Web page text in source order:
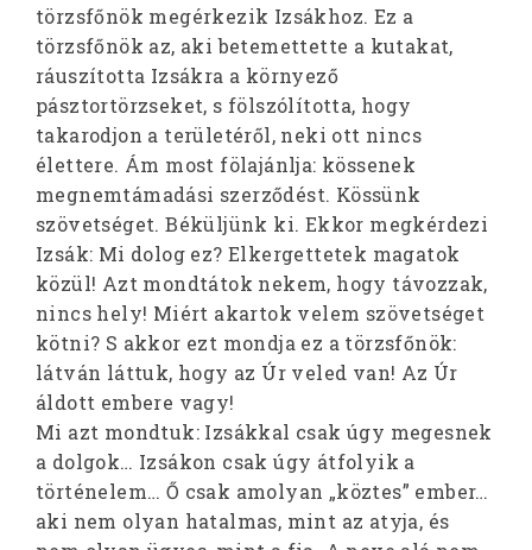
törzsfőnök megérkezik Izsákhoz. Ez a
törzsfőnök az, aki betemettette a kutakat,
ráuszította Izsákra a környező
pásztortörzseket, s fölszólította, hogy
takarodjon a területéről, neki ott nincs
élettere. Ám most fölajánlja: kössenek
megnemtámadási szerződést. Kössünk
szövetséget. Béküljünk ki. Ekkor megkérdezi
Izsák: Mi dolog ez? Elkergettetek magatok
közül! Azt mondtátok nekem, hogy távozzak,
nincs hely! Miért akartok velem szövetséget
kötni? S akkor ezt mondja ez a törzsfőnök:
látván láttuk, hogy az Úr veled van! Az Úr
áldott embere vagy!
Mi azt mondtuk: Izsákkal csak úgy megesnek
a dolgok… Izsákon csak úgy átfolyik a
történelem… Ő csak amolyan „köztes” ember…
aki nem olyan hatalmas, mint az atyja, és